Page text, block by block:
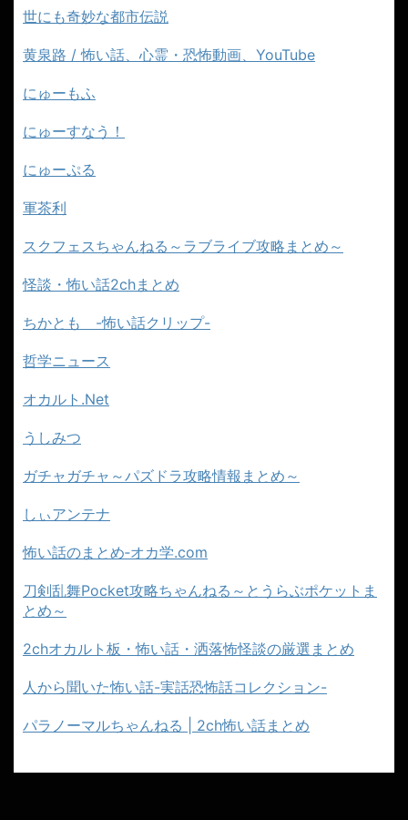
世にも奇妙な都市伝説
黄泉路 / 怖い話、心霊・恐怖動画、YouTube
にゅーもふ
にゅーすなう！
にゅーぷる
軍茶利
スクフェスちゃんねる～ラブライブ攻略まとめ～
怪談・怖い話2chまとめ
ちかとも -怖い話クリップ-
哲学ニュース
オカルト.Net
うしみつ
ガチャガチャ～パズドラ攻略情報まとめ～
しぃアンテナ
怖い話のまとめ‐オカ学.com
刀剣乱舞Pocket攻略ちゃんねる～とうらぶポケットま
とめ～
2chオカルト板・怖い話・洒落怖怪談の厳選まとめ
人から聞いた怖い話-実話恐怖話コレクション-
パラノーマルちゃんねる | 2ch怖い話まとめ